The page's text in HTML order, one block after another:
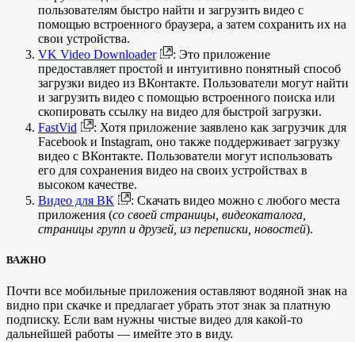
пользователям быстро найти и загрузить видео с
помощью встроенного браузера, а затем сохранить их на
свои устройства.
VK Video Downloader
: Это приложение
предоставляет простой и интуитивно понятный способ
загрузки видео из ВКонтакте. Пользователи могут найти
и загрузить видео с помощью встроенного поиска или
скопировать ссылку на видео для быстрой загрузки.
FastVid
: Хотя приложение заявлено как загрузчик для
Facebook и Instagram, оно также поддерживает загрузку
видео с ВКонтакте. Пользователи могут использовать
его для сохранения видео на своих устройствах в
высоком качестве.
Видео для ВК
: Скачать видео можно с любого места
приложения (со своей страницы, видеокаталога,
страницы групп и друзей, из переписки, новостей).
ВАЖНО
Почти все мобильные приложения оставляют водяной знак на
видно при скачке и предлагает убрать этот знак за платную
подписку. Если вам нужны чистые видео для какой-то
дальнейшей работы — имейте это в виду.